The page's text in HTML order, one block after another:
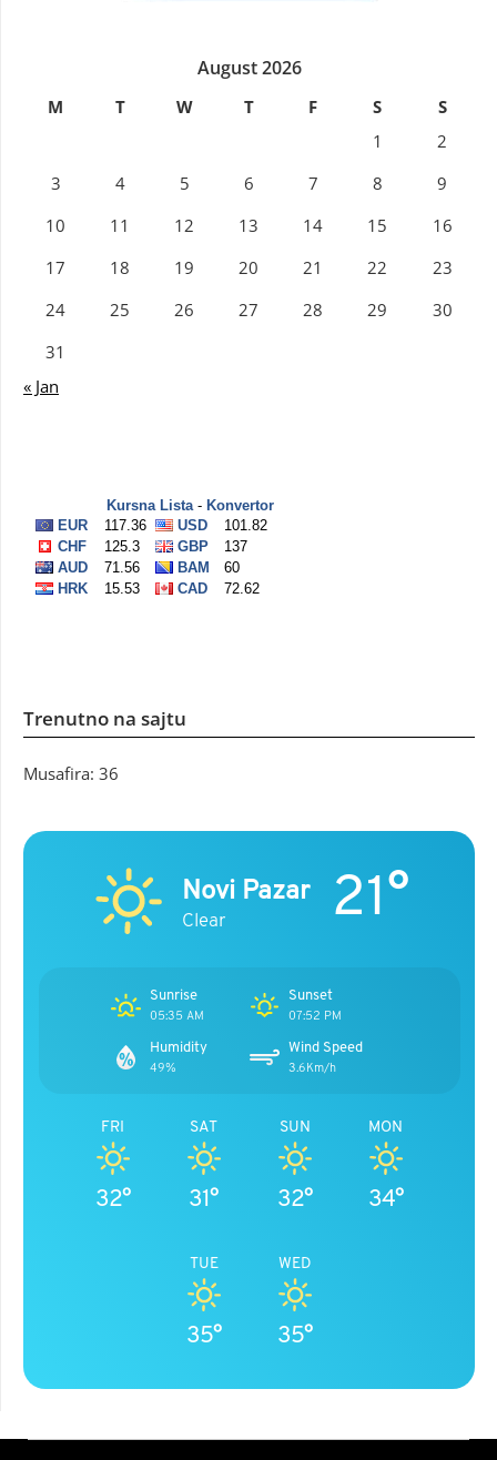
August 2026
M T W T F S
S
1
2
3
4 5 6 7 8
9
10
11 12 13 14 15
16
17
18 19 20 21 22
23
24
25 26 27 28 29
30
31
« Jan
Trenutno na sajtu
Musafira: 36
Novi Pazar
Clear 21°
Sunrise
05:35 AM
Sunset
07:52 PM
Humidity
49%
Wind Speed
3.6Km/h
FRI
32°
SAT
31°
SUN
32°
MON
34°
TUE
35°
WED
35°